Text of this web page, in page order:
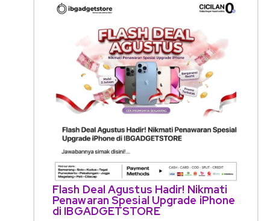
Flash Deal Agustus Hadir! Nikmati
Penawaran Spesial Upgrade iPhone
di IBGADGETSTORE